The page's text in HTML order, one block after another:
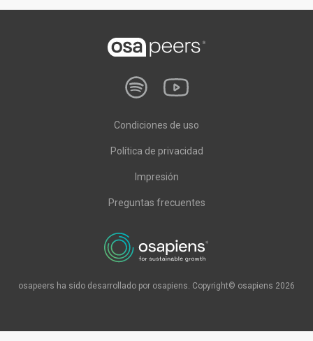
Condiciones de uso
Política de privacidad
Impresión
Preguntas frecuentes
osapeers ha sido desarrollado por osapiens. Copyright© osapiens 2026